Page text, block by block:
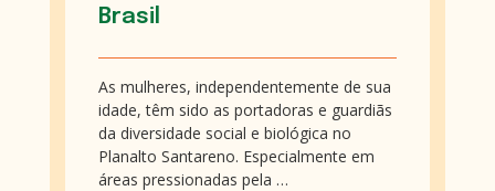
Brasil
As mulheres, independentemente de sua
idade, têm sido as portadoras e guardiãs
da diversidade social e biológica no
Planalto Santareno. Especialmente em
áreas pressionadas pela …